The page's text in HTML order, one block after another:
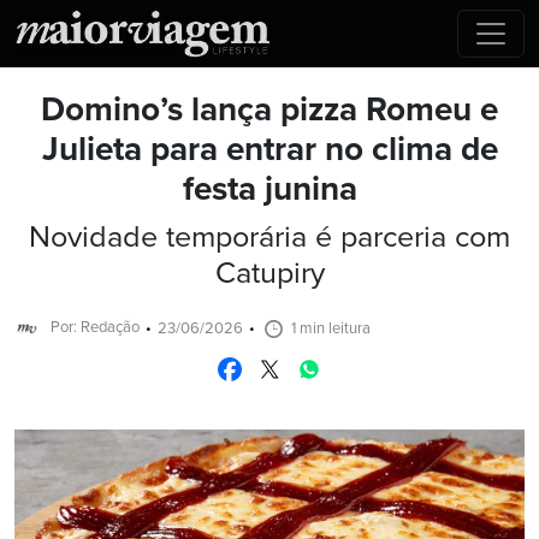
Domino’s lança pizza Romeu e
Julieta para entrar no clima de
festa junina
Novidade temporária é parceria com
Catupiry
Por: Redação 23/06/2026 1 min leitura